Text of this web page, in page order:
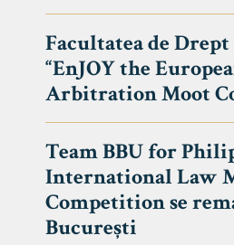
Facultatea de
“EnJOY the
Arbitration Moot
Team BBU for
International Law
Competition se
București